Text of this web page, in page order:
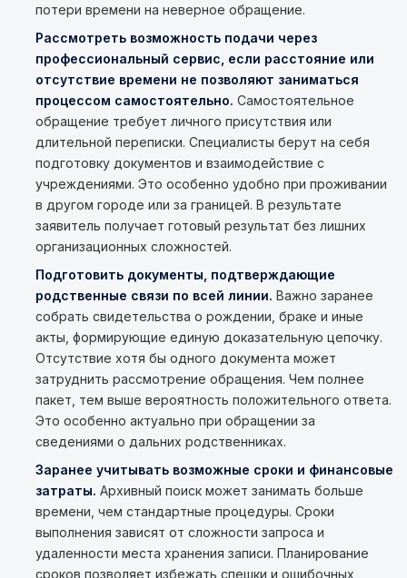
потери времени на неверное обращение.
Рассмотреть возможность подачи через
профессиональный сервис, если расстояние или
отсутствие времени не позволяют заниматься
процессом самостоятельно. Самостоятельное
обращение требует личного присутствия или
длительной переписки. Специалисты берут на себя
подготовку документов и взаимодействие с
учреждениями. Это особенно удобно при проживании
в другом городе или за границей. В результате
заявитель получает готовый результат без лишних
организационных сложностей.
Подготовить документы, подтверждающие
родственные связи по всей линии. Важно заранее
собрать свидетельства о рождении, браке и иные
акты, формирующие единую доказательную цепочку.
Отсутствие хотя бы одного документа может
затруднить рассмотрение обращения. Чем полнее
пакет, тем выше вероятность положительного ответа.
Это особенно актуально при обращении за
сведениями о дальних родственниках.
Заранее учитывать возможные сроки и финансовые
затраты. Архивный поиск может занимать больше
времени, чем стандартные процедуры. Сроки
выполнения зависят от сложности запроса и
удаленности места хранения записи. Планирование
сроков позволяет избежать спешки и ошибочных